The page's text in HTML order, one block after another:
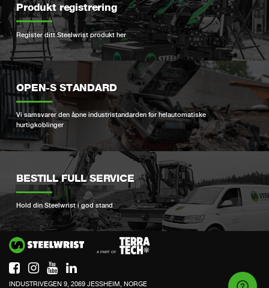
Produkt registrering
Register ditt Steelwrist produkt her
OPEN-S STANDARD
Vi samsvarer den åpne industristandarden for helautomatiske
hurtigkoblinger
BESTILL FULL SERVICE
Hold din Steelwrist i god stand
INDUSTRIVEGEN 9, 2069 JESSHEIM, NORGE